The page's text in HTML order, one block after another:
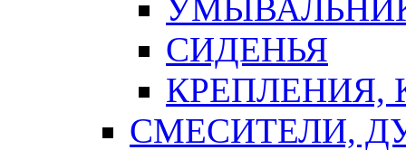
СИДЕНЬЯ
СМЕСИТЕЛИ,